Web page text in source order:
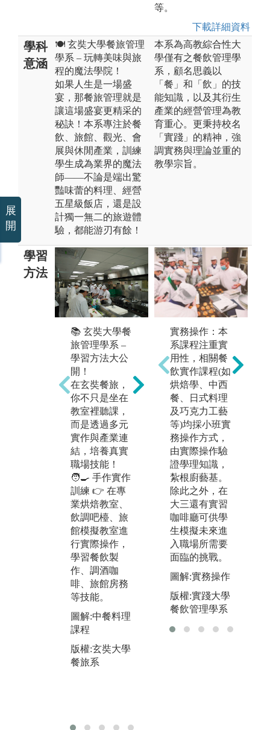
等。
下載詳細資料
學科
意涵
🍽️ 玄奘大學餐旅管理
學系 – 玩轉美味與旅
程的魔法學院！
如果人生是一場盛
宴，那餐旅管理就是
讓這場盛宴更精采的
秘訣！本系專注於餐
飲、旅館、觀光、會
展與休閒產業，訓練
學生成為業界的魔法
師——不論是端出驚
豔味蕾的料理、經營
五星級飯店，還是設
計獨一無二的旅遊體
驗，都能游刃有餘！
本系為高教綜合性大
學僅有之餐飲管理學
系，顧名思義以
「餐」和「飲」的技
能知識，以及其衍生
產業的經營管理為教
育重心。更秉持校名
「實踐」的精神，強
調實務與理論並重的
教學宗旨。
學習
方法
📚 玄奘大學餐
旅管理學系 –
學習方法大公
開！
在玄奘餐旅，
你不只是坐在
教室裡聽課，
而是透過多元
實作與產業連
結，培養真實
職場技能！
🧑‍🍳 手作實作
訓練 👉 在專
業烘焙教室、
飲調吧檯、旅
館模擬教室進
行實際操作，
學習餐飲製
作、調酒咖
啡、旅館房務
等技能。
圖解:中餐料理
課程
版權:玄奘大學
餐旅系
理學系 – 情境
教學，學習更
有感！
🚀 餐廳經營模
擬：從菜單設
計到服務流
程，實戰經
營！
🏨 旅館前台實
戰：在「雲來
會館」學習接
待、房務管
理、應變處
理，模擬五星
飯店運作！
🍹 飲品調製與
顧客服務：在
吧檯教室調製
咖啡、雞尾
酒、健康飲
品，提升服務
溝通力！
圖解:前檯、餐
實務操作：本
系課程注重實
用性，相關餐
飲實作課程(如
烘焙學、中西
餐、日式料理
及巧克力工藝
等)均採小班實
務操作方式，
由實際操作驗
證學理知識，
紮根廚藝基。
除此之外，在
大三還有實習
咖啡廳可供學
生模擬未來進
入職場所需要
面臨的挑戰。
圖解:實務操作
版權:實踐大學
餐飲管理學系
展
開